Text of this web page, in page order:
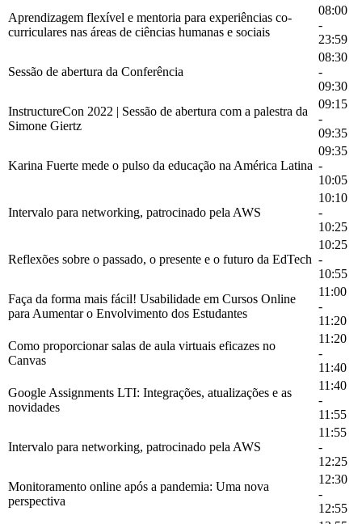
Aprendizagem flexível e mentoria para experiências co-
curriculares nas áreas de ciências humanas e sociais
08:00
-
23:59
Sessão de abertura da Conferência
08:30
-
09:30
InstructureCon 2022 | Sessão de abertura com a palestra da
Simone Giertz
09:15
-
09:35
Karina Fuerte mede o pulso da educação na América Latina
09:35
-
10:05
Intervalo para networking, patrocinado pela AWS
10:10
-
10:25
Reflexões sobre o passado, o presente e o futuro da EdTech
10:25
-
10:55
Faça da forma mais fácil! Usabilidade em Cursos Online
para Aumentar o Envolvimento dos Estudantes
11:00
-
11:20
Como proporcionar salas de aula virtuais eficazes no
Canvas
11:20
-
11:40
Google Assignments LTI: Integrações, atualizações e as
novidades
11:40
-
11:55
Intervalo para networking, patrocinado pela AWS
11:55
-
12:25
Monitoramento online após a pandemia: Uma nova
perspectiva
12:30
-
12:55